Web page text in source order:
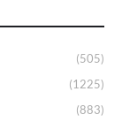
(505)
(1225)
(883)